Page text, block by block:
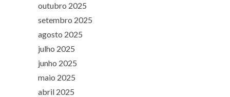
outubro 2025
setembro 2025
agosto 2025
julho 2025
junho 2025
maio 2025
abril 2025